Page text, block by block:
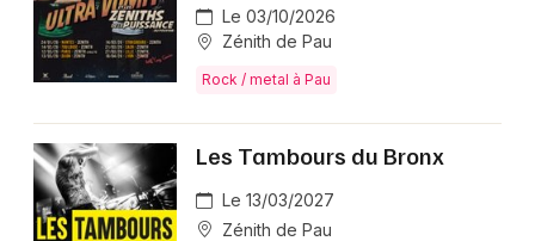
Manifestations
Spectacles
Concerts
Marseille
Mulhouse
Nantes
Nice
Le 03/10/2026
Zénith de Pau
Rock / metal à Pau
Les Tambours du Bronx
Le 13/03/2027
Zénith de Pau